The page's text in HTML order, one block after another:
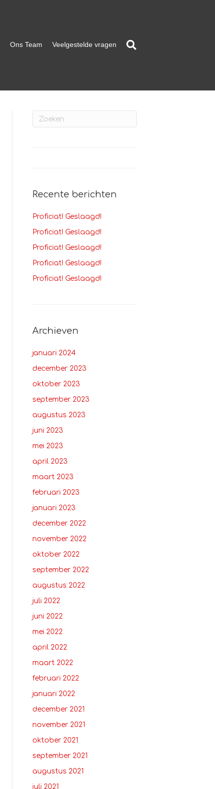
Ons Team Veelgestelde vragen
Recente berichten
Proficiat! Geslaagd!
Proficiat! Geslaagd!
Proficiat! Geslaagd!
Proficiat! Geslaagd!
Proficiat! Geslaagd!
Archieven
januari 2024
december 2023
oktober 2023
september 2023
augustus 2023
juni 2023
mei 2023
april 2023
maart 2023
februari 2023
januari 2023
december 2022
november 2022
oktober 2022
september 2022
augustus 2022
juli 2022
juni 2022
mei 2022
april 2022
maart 2022
februari 2022
januari 2022
december 2021
november 2021
oktober 2021
september 2021
augustus 2021
juli 2021